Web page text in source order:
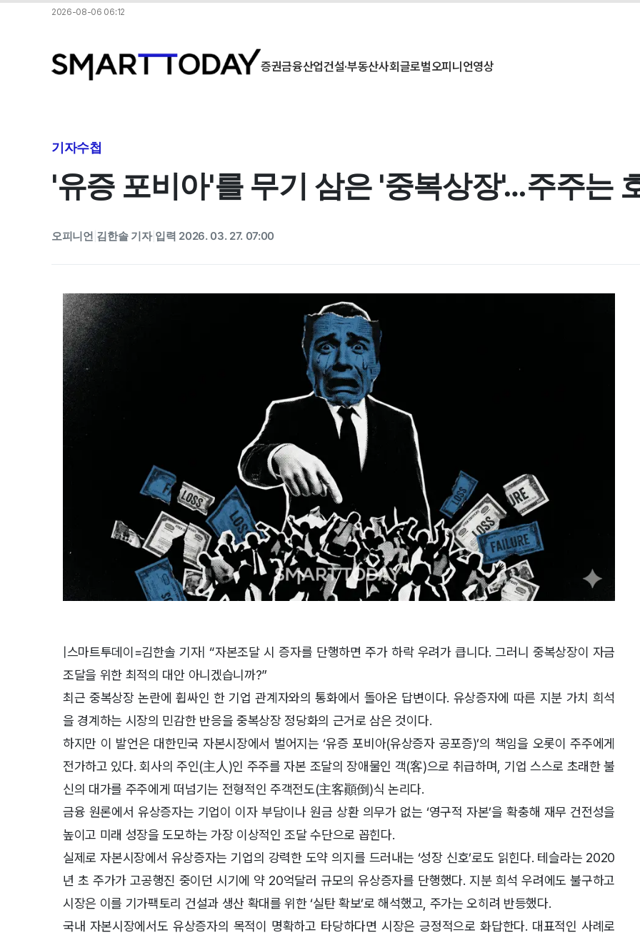
2026-08-06 06:12
증권금융산업건설·부동산사회글로벌오피니언영상
기자수첩
'유증 포비아'를 무기 삼은 '중복상장'…주주는
오피니언 김한솔 기자| 입력 2026. 03. 27. 07:00
|스마트투데이=김한솔 기자| “자본조달 시 증자를 단행하면 주가 하락 우려가 큽니다. 그러니 중복상장이 자금
조달을 위한 최적의 대안 아니겠습니까?”
최근 중복상장 논란에 휩싸인 한 기업 관계자와의 통화에서 돌아온 답변이다. 유상증자에 따른 지분 가치 희석
을 경계하는 시장의 민감한 반응을 중복상장 정당화의 근거로 삼은 것이다.
하지만 이 발언은 대한민국 자본시장에서 벌어지는 ‘유증 포비아(유상증자 공포증)’의 책임을 오롯이 주주에게
전가하고 있다. 회사의 주인(主人)인 주주를 자본 조달의 장애물인 객(客)으로 취급하며, 기업 스스로 초래한 불
신의 대가를 주주에게 떠넘기는 전형적인 주객전도(主客顚倒)식 논리다.
금융 원론에서 유상증자는 기업이 이자 부담이나 원금 상환 의무가 없는 ‘영구적 자본’을 확충해 재무 건전성을
높이고 미래 성장을 도모하는 가장 이상적인 조달 수단으로 꼽힌다.
실제로 자본시장에서 유상증자는 기업의 강력한 도약 의지를 드러내는 ‘성장 신호’로도 읽힌다. 테슬라는 2020
년 초 주가가 고공행진 중이던 시기에 약 20억달러 규모의 유상증자를 단행했다. 지분 희석 우려에도 불구하고
시장은 이를 기가팩토리 건설과 생산 확대를 위한 ‘실탄 확보’로 해석했고, 주가는 오히려 반등했다.
국내 자본시장에서도 유상증자의 목적이 명확하고 타당하다면 시장은 긍정적으로 화답한다. 대표적인 사례로